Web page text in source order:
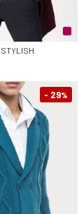
STYLISH
- 29%